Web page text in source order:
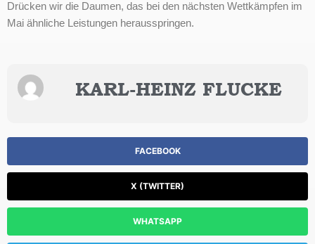
Drücken wir die Daumen, das bei den nächsten Wettkämpfen im
Mai ähnliche Leistungen herausspringen.
KARL-HEINZ FLUCKE
FACEBOOK
X (TWITTER)
WHATSAPP